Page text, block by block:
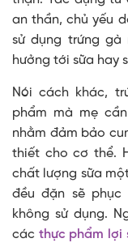
an thần, chủ yếu
sử dụng trứng gà
hưởng tới sữa hay
Nói cách khác,
phẩm mà mẹ
nhằm đảm bảo
thiết cho cơ thể.
chất lượng sữa
đều đặn sẽ phục
không sử dụng.
các thực phẩm lợi